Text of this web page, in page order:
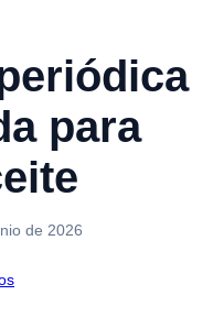
para
de 2026